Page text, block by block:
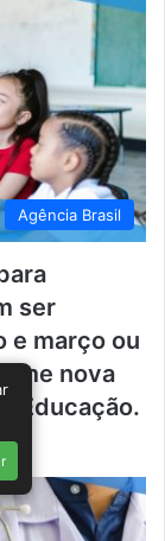
Agência Brasil
ser
e março ou
nova
Educação.